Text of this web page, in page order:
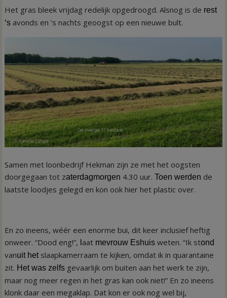
Het gras bleek vrijdag redelijk opgedroogd. Alsnog is de rest
‘s avonds en ’s nachts geoogst op een nieuwe bult.
Samen met loonbedrijf Hekman zijn ze met het oogsten
doorgegaan tot zaterdagmorgen 4.30 uur.Toen werden de
laatste loodjes gelegd en kon ook hier het plastic over.
En zo ineens, wéér een enorme bui, dit keer inclusief heftig
onweer. “Dood eng!”, aat mevrouw Eshuis weten. “Ik stond
vanuit het slaapkamerraam te kijken, omdat ik in quarantaine
zit. Hetwas zelfs gevaarlijk om buiten aan het werk te zijn,
maar nog meer regen in het gras kan ook niet!” En zo ineens
klonk daar een megaklap. Dat kon er ook nog wel bij,